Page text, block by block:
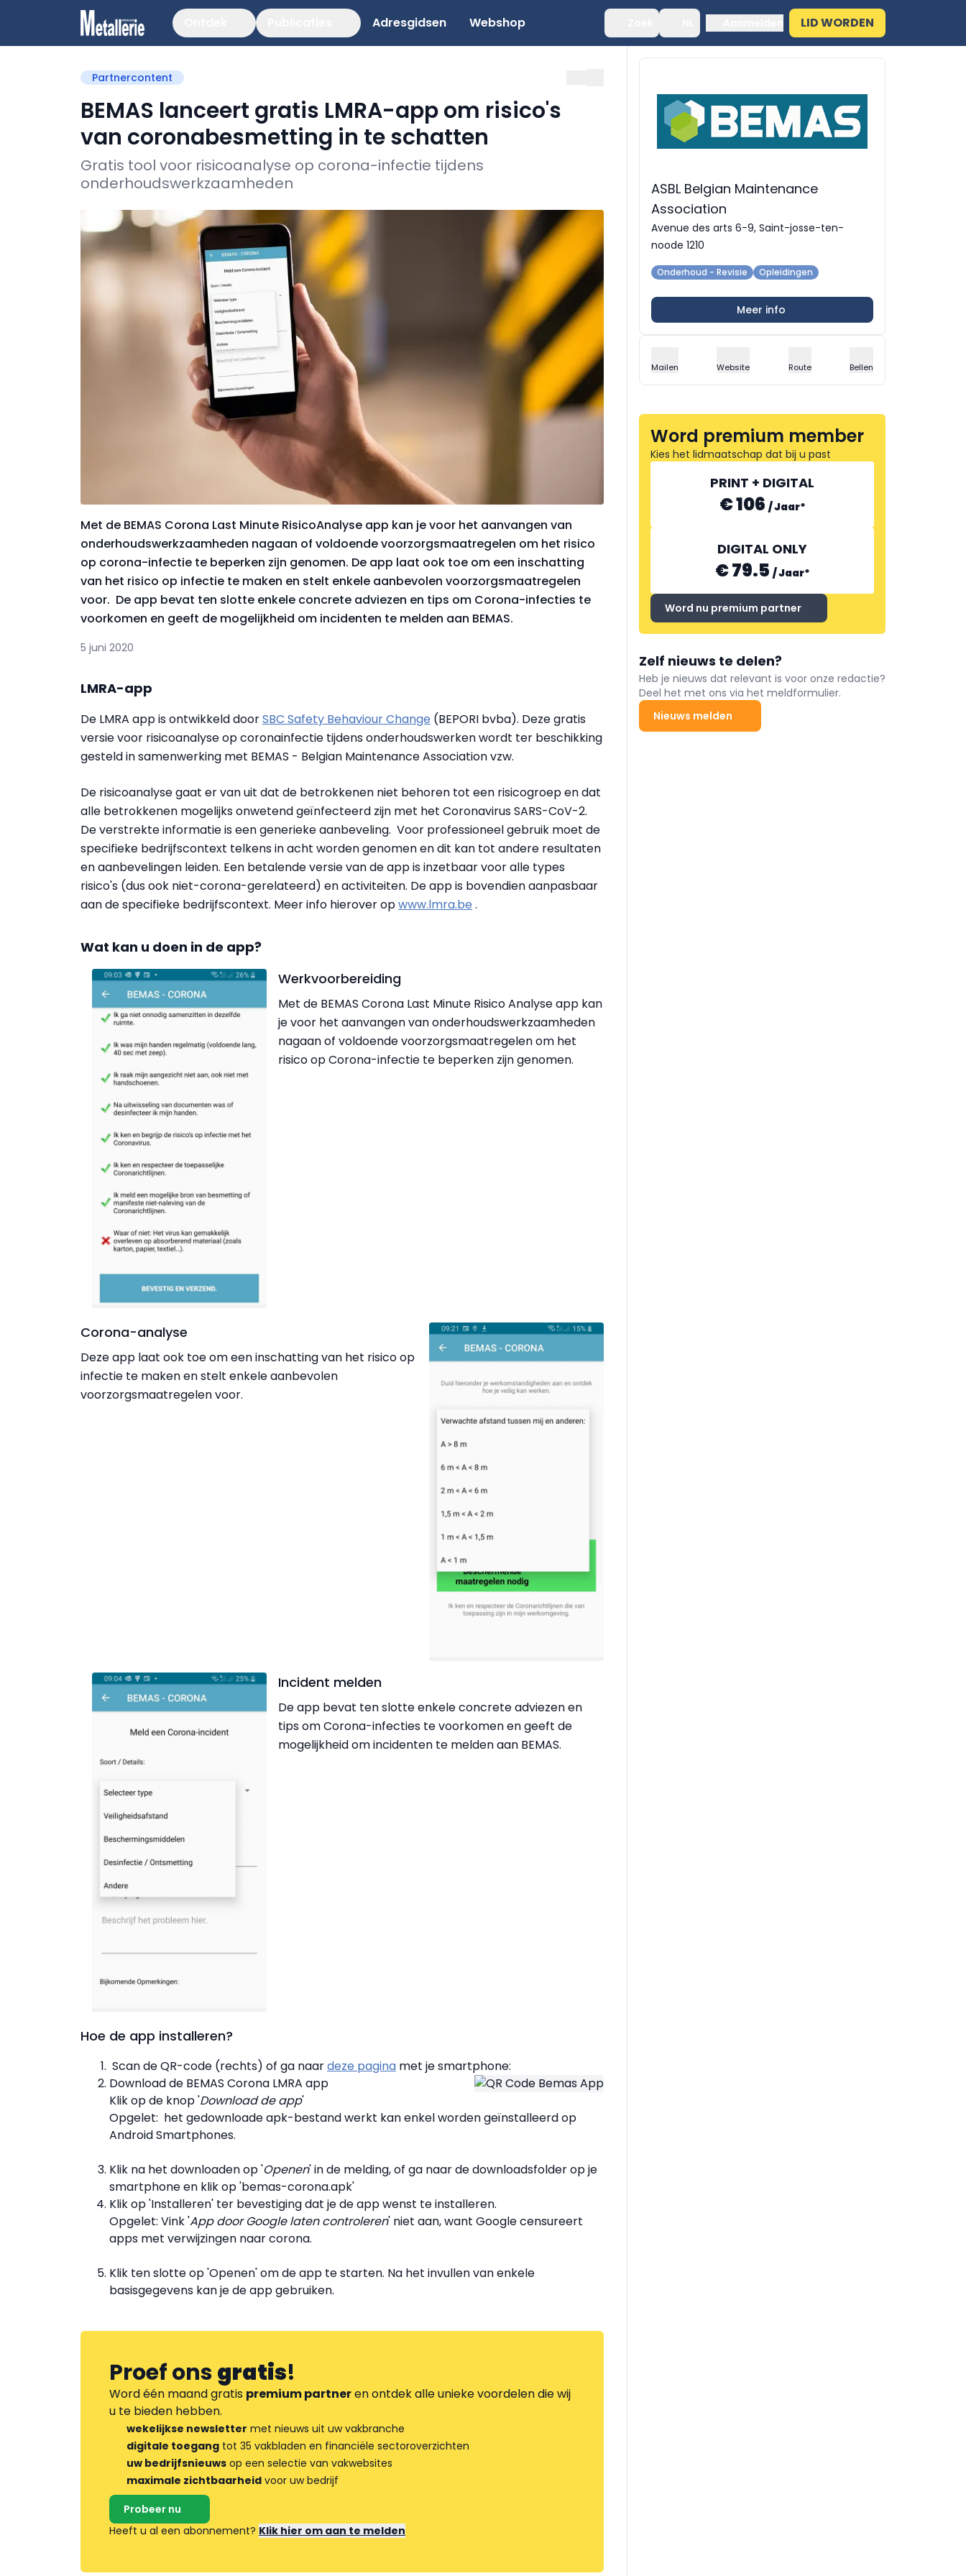
Adresgidsen Webshop LID WORDEN
Partnercontent
BEMAS lanceert gratis LMRA-app om risico's
van coronabesmetting in te schatten
Gratis tool voor risicoanalyse op corona-infectie tijdens
onderhoudswerkzaamheden
Met de BEMAS Corona Last Minute RisicoAnalyse app kan je voor het aanvangen van
onderhoudswerkzaamheden nagaan of voldoende voorzorgsmaatregelen om het risico
op corona-infectie te beperken zijn genomen. De app laat ook toe om een inschatting
van het risico op infectie te maken en stelt enkele aanbevolen voorzorgsmaatregelen
voor. De app bevat ten slotte enkele concrete adviezen en tips om Corona-infecties te
voorkomen en geeft de mogelijkheid om incidenten te melden aan BEMAS.
5 juni 2020
LMRA-app
De LMRA app is ontwikkeld doorSBC Safety Behaviour Change (BEPORI bvba). Deze gratis
versie voor risicoanalyse op coronainfectie tijdens onderhoudswerken wordt ter beschikking
gesteld in samenwerking met BEMAS - Belgian Maintenance Association vzw.
De risicoanalyse gaat er van uit dat de betrokkenen niet behoren tot een risicogroep en dat
alle betrokkenen mogelijks onwetend geïnfecteerd zijn met het Coronavirus SARS-CoV-2.
De verstrekte informatie is een generieke aanbeveling. Voor professioneel gebruik moet de
specifieke bedrijfscontext telkens in acht worden genomen en dit kan tot andere resultaten
en aanbevelingen leiden. Een betalende versie van de app is inzetbaar voor alle types
risico's (dus ook niet-corona-gerelateerd) en activiteiten. De app is bovendien aanpasbaar
aan de specifieke bedrijfscontext. Meer info hierover opwww.lmra.be .
Wat kan u doen in de app?
Werkvoorbereiding
Met de BEMAS Corona Last Minute Risico Analyse app kan
je voor het aanvangen van onderhoudswerkzaamheden
nagaan of voldoende voorzorgsmaatregelen om het
risico op Corona-infectie te beperken zijn genomen.
Corona-analyse
Deze app laat ook toe om een inschatting van het risico op
infectie te maken en stelt enkele aanbevolen
voorzorgsmaatregelen voor.
Incident melden
De app bevat ten slotte enkele concrete adviezen en
tips om Corona-infecties te voorkomen en geeft de
mogelijkheid om incidenten te melden aan BEMAS.
Hoe de app installeren?
Scan de QR-code (rechts) of ga naardeze pagina met je smartphone:
Download de BEMAS Corona LMRA app
Klik op de knop 'Download de app'
Opgelet: het gedownloade apk-bestand werkt kan enkel worden geïnstalleerd op
Android Smartphones.
Klik na het downloaden op 'Openen' in de melding, of ga naar de downloadsfolder op je
smartphone en klik op 'bemas-corona.apk'
Klik op 'Installeren' ter bevestiging dat je de app wenst te installeren.
Opgelet: Vink 'App door Google laten controleren' niet aan, want Google censureert
apps met verwijzingen naar corona.
Klik ten slotte op 'Openen' om de app te starten. Na het invullen van enkele
basisgegevens kan je de app gebruiken.
Proef onsgratis!
Word één maand gratis premium partneren ontdek alle unieke voordelen die wij
u te bieden hebben.
wekelijkse newsletter met nieuws uit uw vakbranche
digitale toegang tot 35 vakbladen en financiële sectoroverzichten
uw bedrijfsnieuws op een selectie van vakwebsites
maximale zichtbaarheid voor uw bedrijf
Probeer nu
Heeft u al een abonnement? Klik hier om aan te melden
ASBL Belgian Maintenance
Association
Avenue des arts 6-9, Saint-josse-ten-
noode 1210
Onderhoud - Revisie Opleidingen
Meer info
Mailen Website Route Bellen
Word premium member
Kies het lidmaatschap dat bij u past
PRINT + DIGITAL
€ 106 /Jaar*
DIGITAL ONLY
€ 79.5 /Jaar*
Word nu premium partner
Zelf nieuws te delen?
Heb je nieuws dat relevant is voor onze redactie?
Deel het met ons via het meldformulier.
Nieuws melden